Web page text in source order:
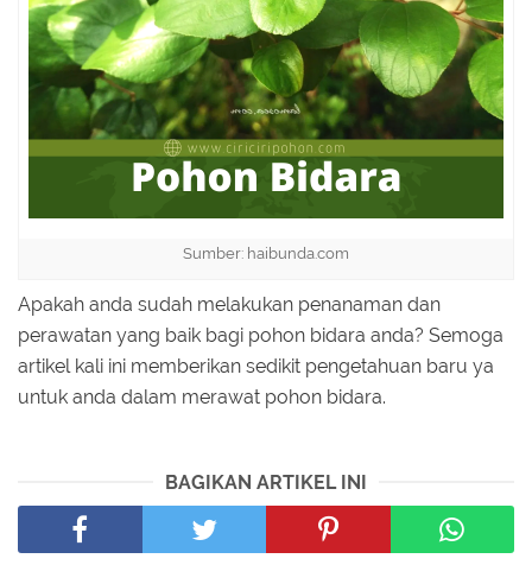
Sumber: haibunda.com
Apakah anda sudah melakukan penanaman dan
perawatan yang baik bagi pohon bidara anda? Semoga
artikel kali ini memberikan sedikit pengetahuan baru ya
untuk anda dalam merawat pohon bidara.
BAGIKAN ARTIKEL INI